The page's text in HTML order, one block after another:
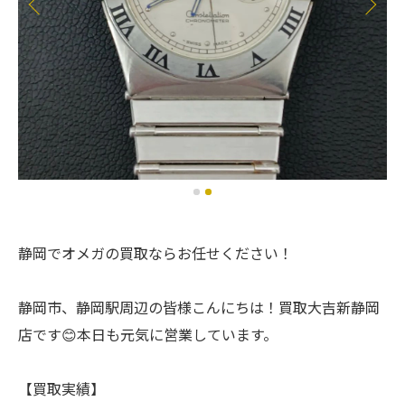
静岡でオメガの買取ならお任せください！
静岡市、静岡駅周辺の皆様こんにちは！買取大吉新静岡
店です😊本日も元気に営業しています。
【買取実績】